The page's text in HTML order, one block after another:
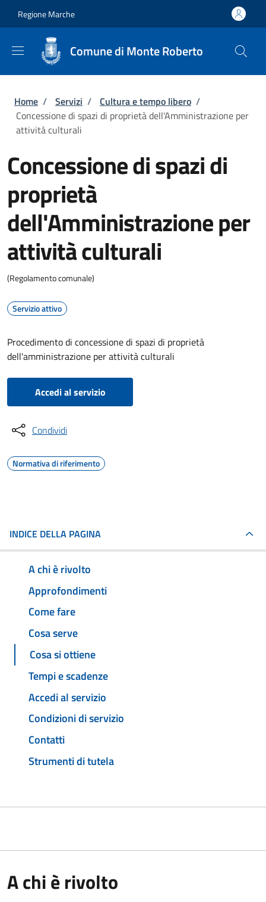
Regione Marche
Comune di Monte Roberto
Briciole di pane
Home / Servizi / Cultura e tempo libero /
Concessione di spazi di proprietà dell'Amministrazione per
attività culturali
Concessione di spazi di
proprietà
dell'Amministrazione per
attività culturali
(Regolamento comunale)
Servizio attivo
Procedimento di concessione di spazi di proprietà
dell'amministrazione per attività culturali
Accedi al servizio
Condividi
Normativa di riferimento
INDICE DELLA PAGINA
A chi è rivolto
Approfondimenti
Come fare
Cosa serve
Cosa si ottiene
Tempi e scadenze
Accedi al servizio
Condizioni di servizio
Contatti
Strumenti di tutela
A chi è rivolto